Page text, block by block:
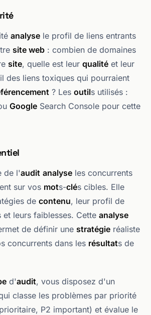
analyse le profil de liens entrants
site web : combien de domaines
site, quelle est leur qualité et leur
des liens toxiques qui pourraient
? Les outils utilisés :
Google Search Console pour cette
de l'audit analyse les concurrents
sur vos mots-clés cibles. Elle
de contenu, leur profil de
et leurs faiblesses. Cette analyse
de définir une stratégie réaliste
concurrents dans les résultats de
d'audit, vous disposez d'un
classe les problèmes par priorité
P2 important) et évalue le